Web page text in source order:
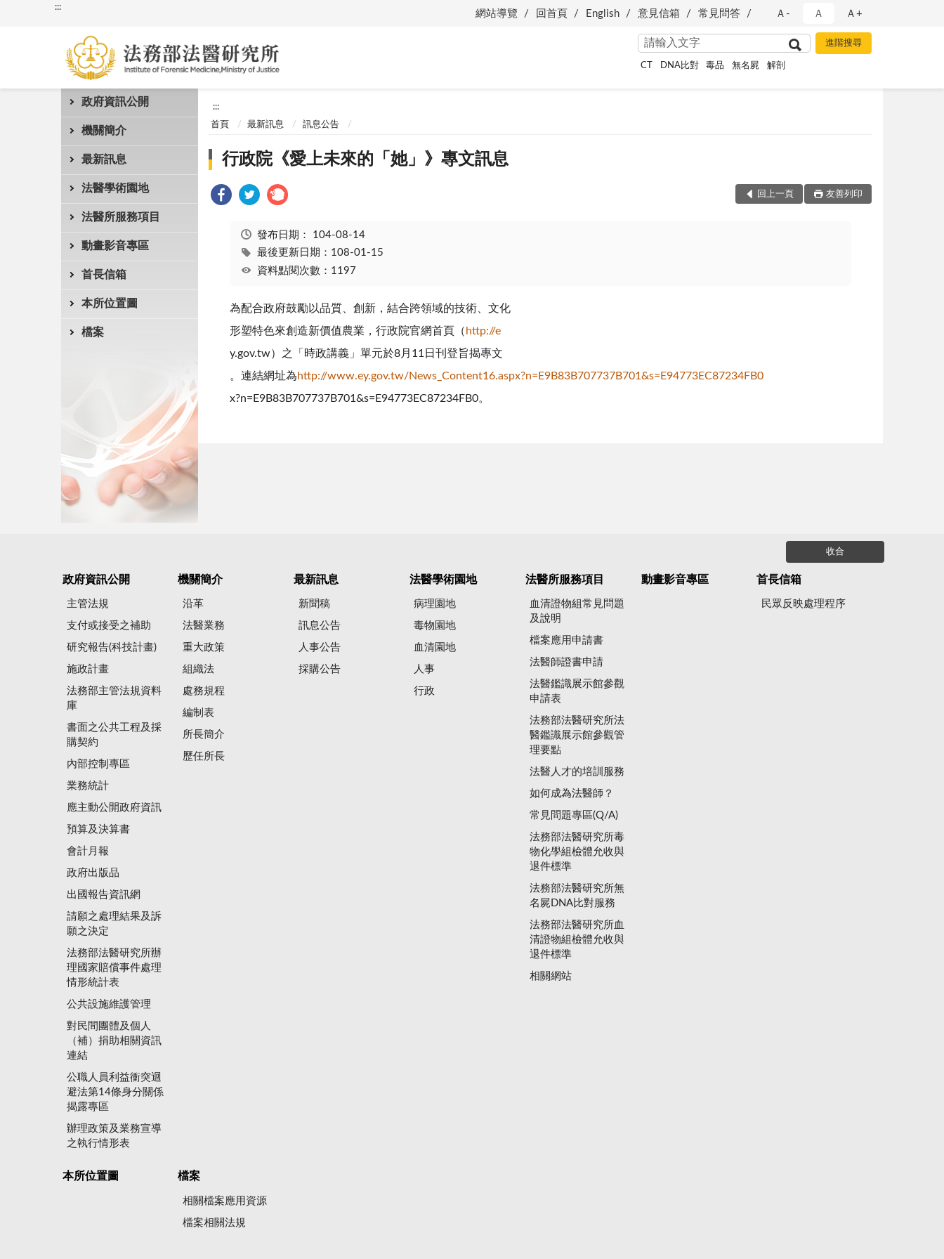
:::
網站導覽 回首頁 English 意見信箱 常見問答 Ａ- Ａ Ａ+
CT DNA比對 毒品 無名屍 解剖
政府資訊公開
機關簡介
最新訊息
法醫學術園地
法醫所服務項目
動畫影音專區
首長信箱
本所位置圖
檔案
:::
首頁 最新訊息 訊息公告
行政院《愛上未來的「她」》專文訊息
回上一頁 友善列印
發布日期： 104-08-14
最後更新日期：108-01-15
資料點閱次數：1197
為配合政府鼓勵以品質、創新，結合跨領域的技術、文化
形塑特色來創造新價值農業，行政院官網首頁（ http://e
y.gov.tw）之「時政講義」單元於8月11日刊登旨揭專文
。連結網址為http://www.ey.gov.tw/News_Content16.aspx?n=E9B83B707737B701&s=E94773EC87234FB0
x?n=E9B83B707737B701&s=E94773EC87234FB0。
收合
政府資訊公開
主管法規
支付或接受之補助
研究報告(科技計畫)
施政計畫
法務部主管法規資料
庫
書面之公共工程及採
購契約
內部控制專區
業務統計
應主動公開政府資訊
預算及決算書
會計月報
政府出版品
出國報告資訊網
請願之處理結果及訴
願之決定
法務部法醫研究所辦
理國家賠償事件處理
情形統計表
公共設施維護管理
對民間團體及個人
（補）捐助相關資訊
連結
公職人員利益衝突迴
避法第14條身分關係
揭露專區
辦理政策及業務宣導
之執行情形表
機關簡介
沿革
法醫業務
重大政策
組織法
處務規程
編制表
所長簡介
歷任所長
最新訊息
新聞稿
訊息公告
人事公告
採購公告
法醫學術園地
病理園地
毒物園地
血清園地
人事
行政
法醫所服務項目
血清證物組常見問題
及說明
檔案應用申請書
法醫師證書申請
法醫鑑識展示館參觀
申請表
法務部法醫研究所法
醫鑑識展示館參觀管
理要點
法醫人才的培訓服務
如何成為法醫師？
常見問題專區(Q/A)
法務部法醫研究所毒
物化學組檢體允收與
退件標準
法務部法醫研究所無
名屍DNA比對服務
法務部法醫研究所血
清證物組檢體允收與
退件標準
相關網站
動畫影音專區 首長信箱
民眾反映處理程序
本所位置圖 檔案
相關檔案應用資源
檔案相關法規